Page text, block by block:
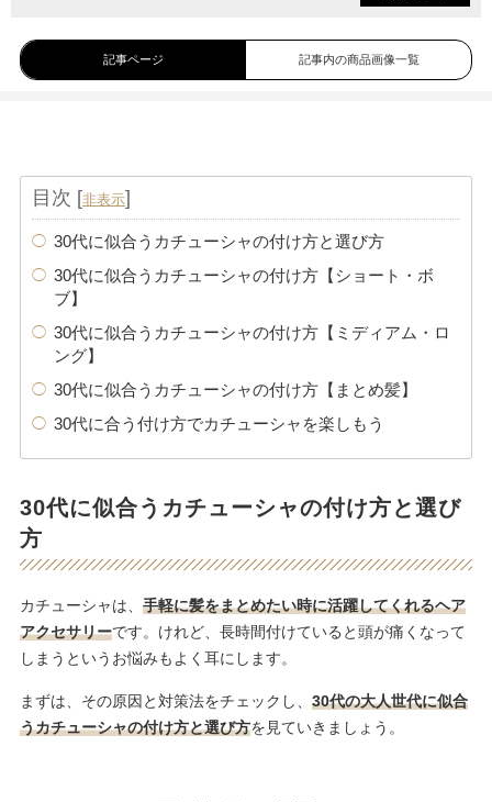
記事ページ 記事内の商品画像一覧
目次 [非表示]
30代に似合うカチューシャの付け方と選び方
30代に似合うカチューシャの付け方【ショート・ボ
ブ】
30代に似合うカチューシャの付け方【ミディアム・ロ
ング】
30代に似合うカチューシャの付け方【まとめ髪】
30代に合う付け方でカチューシャを楽しもう
30代に似合うカチューシャの付け方と選び
方
カチューシャは、 手軽に髪をまとめたい時に活躍してくれるヘア
アクセサリーです。けれど、長時間付けていると頭が痛くなって
しまうというお悩みもよく耳にします。
まずは、その原因と対策法をチェックし、 30代の大人世代に似合
うカチューシャの付け方と選び方を見ていきましょう。